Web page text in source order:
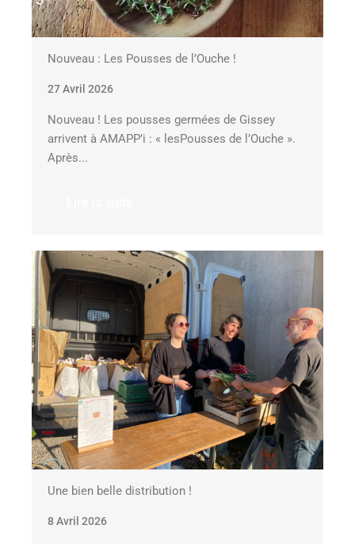
Nouveau : Les Pousses de l’Ouche !
27 Avril 2026
Nouveau ! Les pousses germées de Gissey
arrivent à AMAPP’i : « lesPousses de l’Ouche ».
Après...
Une bien belle distribution !
8 Avril 2026